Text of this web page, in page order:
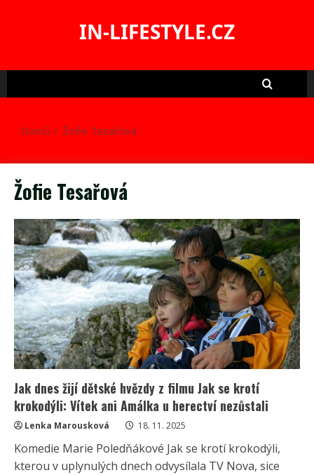
IN-LIFESTYLE.CZ
Domů Žofie Tesařová
Žofie Tesařová
Jak dnes žijí dětské hvězdy z filmu Jak se krotí
krokodýli: Vítek ani Amálka u herectví nezůstali
Lenka Marousková 18. 11. 2025
Komedie Marie Poledňákové Jak se krotí krokodýli,
kterou v uplynulých dnech odvysílala TV Nova, sice